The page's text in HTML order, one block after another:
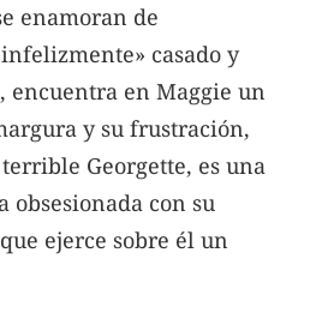
enamoran de
casado y
encuentra en Maggie un
y su frustración,
Georgette, es una
obsesionada con su
ejerce sobre él un